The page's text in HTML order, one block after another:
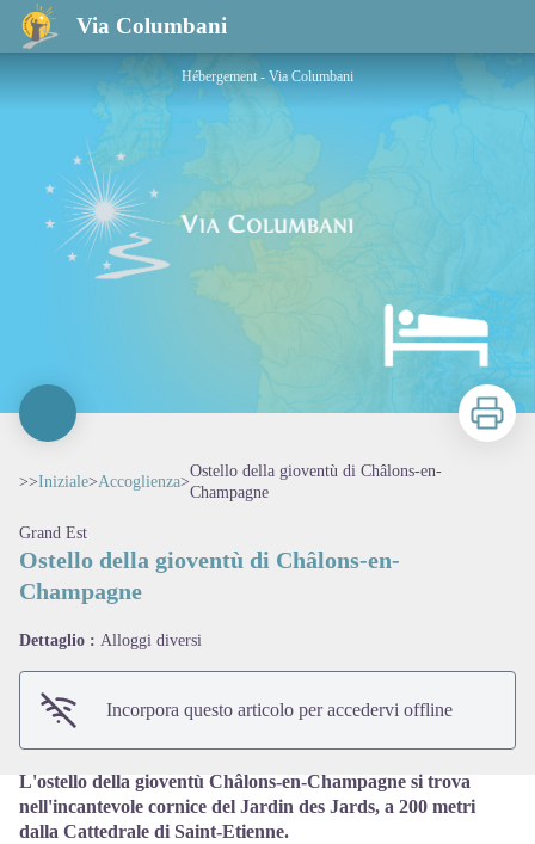
Via Columbani
Ostello della gioventù di Châlons-en-Champagne
Hébergement - Via Columbani
Stampa
>>Iniziale>Accoglienza>
Ostello della gioventù di Châlons-en-
Champagne
Grand Est
Ostello della gioventù di Châlons-en-
Champagne
Dettaglio : Alloggi diversi
Incorpora questo articolo per accedervi offline
L'ostello della gioventù Châlons-en-Champagne si trova
nell'incantevole cornice del Jardin des Jards, a 200 metri
dalla Cattedrale di Saint-Etienne.